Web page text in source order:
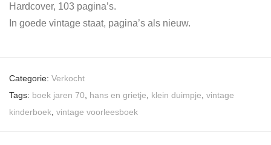
Hardcover, 103 pagina’s.
In goede vintage staat, pagina’s als nieuw.
Categorie: Verkocht
Tags: boek jaren 70 hans en grietje klein duimpje vintage
kinderboek vintage voorleesboek